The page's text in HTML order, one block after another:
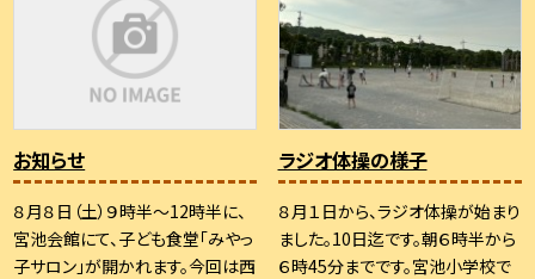
お知らせ
８月８日（土）９時半～12時半に、
宮池会館にて、子ども食堂「みやっ
子サロン」が開かれます。今回は西
ラジオ体操の様子
８月１日から、ラジオ体操が始まり
ました。10日迄です。朝６時半から
６時45分までです。宮池小学校で